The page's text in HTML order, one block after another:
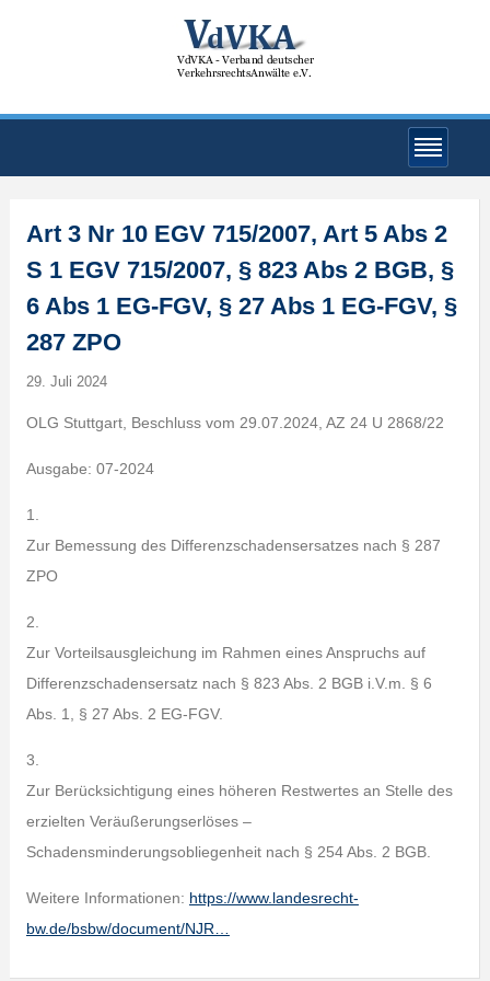
Art 3 Nr 10 EGV 715/2007, Art 5 Abs 2
S 1 EGV 715/2007, § 823 Abs 2 BGB, §
6 Abs 1 EG-FGV, § 27 Abs 1 EG-FGV, §
287 ZPO
29. Juli 2024
OLG Stuttgart, Beschluss vom 29.07.2024, AZ 24 U 2868/22
Ausgabe: 07-2024
1.
Zur Bemessung des Differenzschadensersatzes nach § 287
ZPO
2.
Zur Vorteilsausgleichung im Rahmen eines Anspruchs auf
Differenzschadensersatz nach § 823 Abs. 2 BGB i.V.m. § 6
Abs. 1, § 27 Abs. 2 EG-FGV.
3.
Zur Berücksichtigung eines höheren Restwertes an Stelle des
erzielten Veräußerungserlöses –
Schadensminderungsobliegenheit nach § 254 Abs. 2 BGB.
Weitere Informationen: https://www.landesrecht-
bw.de/bsbw/document/NJR…